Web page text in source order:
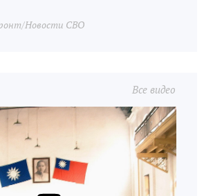
Новости СВО
Все видео